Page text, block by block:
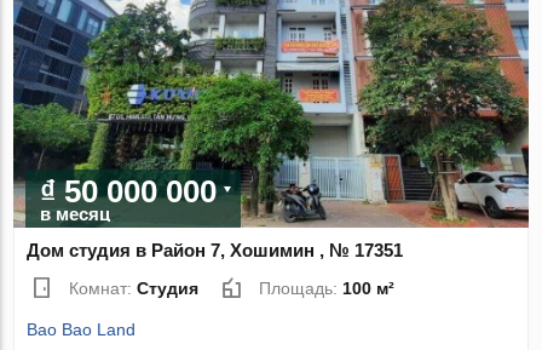
₫ 50 000 000
в месяц
Дом студия в Район 7, Хошимин , № 17351
Комнат:Студия Площадь: 100 м²
Bao Bao Land